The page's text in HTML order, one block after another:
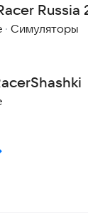
Russia
· Симуляторы